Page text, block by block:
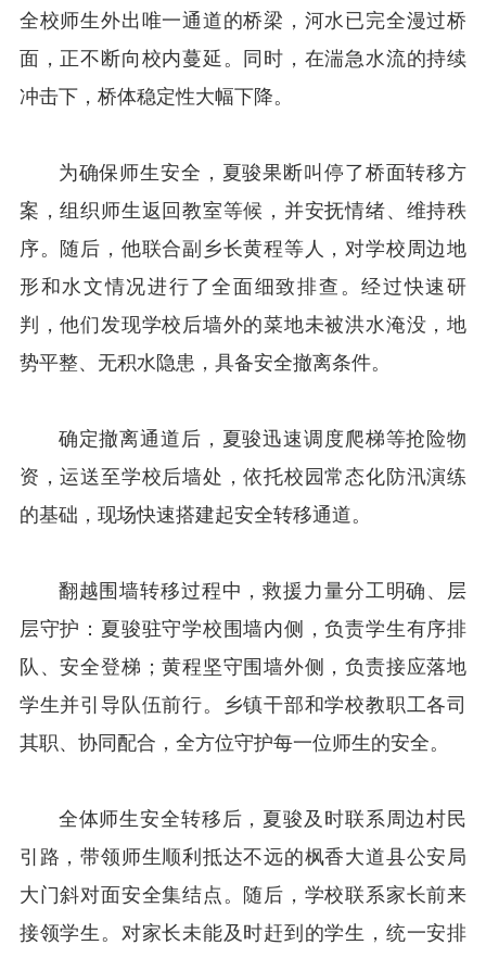
全校师生外出唯一通道的桥梁，河水已完全漫过桥
面，正不断向校内蔓延。同时，在湍急水流的持续
冲击下，桥体稳定性大幅下降。
为确保师生安全，夏骏果断叫停了桥面转移方
案，组织师生返回教室等候，并安抚情绪、维持秩
序。随后，他联合副乡长黄程等人，对学校周边地
形和水文情况进行了全面细致排查。经过快速研
判，他们发现学校后墙外的菜地未被洪水淹没，地
势平整、无积水隐患，具备安全撤离条件。
确定撤离通道后，夏骏迅速调度爬梯等抢险物
资，运送至学校后墙处，依托校园常态化防汛演练
的基础，现场快速搭建起安全转移通道。
翻越围墙转移过程中，救援力量分工明确、层
层守护：夏骏驻守学校围墙内侧，负责学生有序排
队、安全登梯；黄程坚守围墙外侧，负责接应落地
学生并引导队伍前行。乡镇干部和学校教职工各司
其职、协同配合，全方位守护每一位师生的安全。
全体师生安全转移后，夏骏及时联系周边村民
引路，带领师生顺利抵达不远的枫香大道县公安局
大门斜对面安全集结点。随后，学校联系家长前来
接领学生。对家长未能及时赶到的学生，统一安排